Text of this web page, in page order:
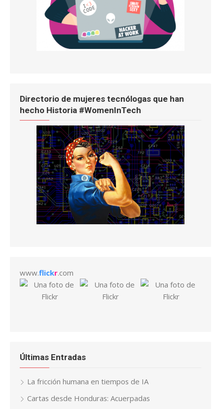
Directorio de mujeres tecnólogas que han
hecho Historia #WomenInTech
www.flickr.com
Últimas Entradas
La fricción humana en tiempos de IA
Cartas desde Honduras: Acuerpadas